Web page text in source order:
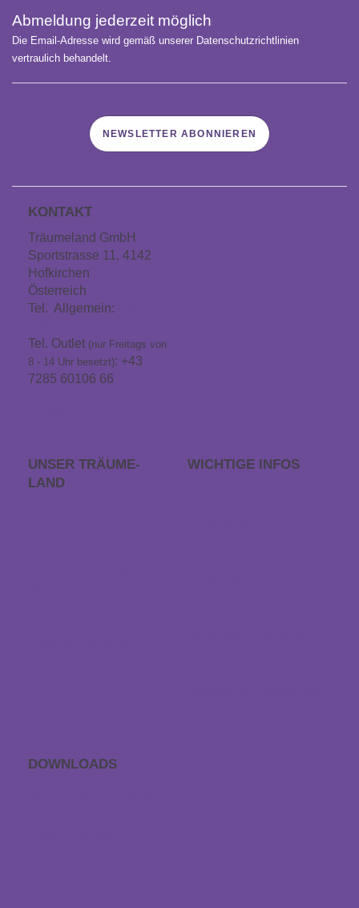
Abmeldung jederzeit möglich
Die Email-Adresse wird gemäß unserer Datenschutzrichtlinien
vertraulich behandelt.
NEWSLETTER ABONNIEREN
KONTAKT
Träumeland GmbH
Sportstrasse 11, 4142
Hofkirchen
Österreich
Tel. Allgemein:
Tel. Outlet (nur Freitags von
8 - 14 Uhr besetzt): +43
7285 60106 66
UNSER TRÄUME­
LAND
WICHTIGE INFOS
DOWNLOADS